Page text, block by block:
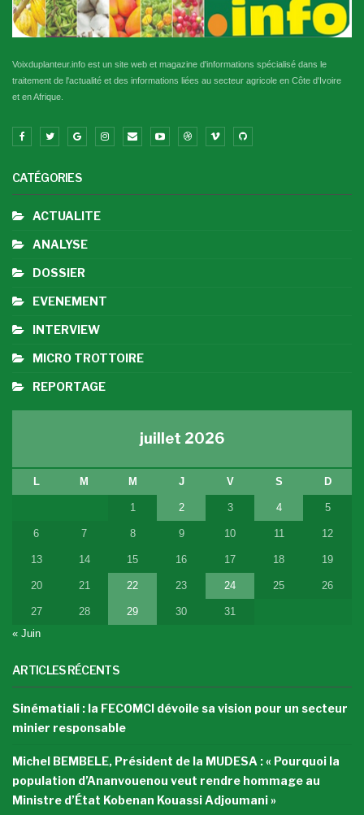
Voixduplanteur.info est un site web et magazine d'informations spécialisé dans le
traitement de l'actualité et des informations liées au secteur agricole en Côte d'Ivoire
et en Afrique.
CATÉGORIES
ACTUALITE
ANALYSE
DOSSIER
EVENEMENT
INTERVIEW
MICRO TROTTOIRE
REPORTAGE
juillet 2026
L M M J V S D
1 2 3 4 5
6 7 8 9 10 11 12
13 14 15 16 17 18 19
20 21 22 23 24 25 26
27 28 29 30
31
« Juin
ARTICLES RÉCENTS
Sinématiali : la FECOMCI dévoile sa vision pour un secteur
minier responsable
Michel BEMBELE, Président de la MUDESA : « Pourquoi la
population d’Ananvouenou veut rendre hommage au
Ministre d’État Kobenan Kouassi Adjoumani »